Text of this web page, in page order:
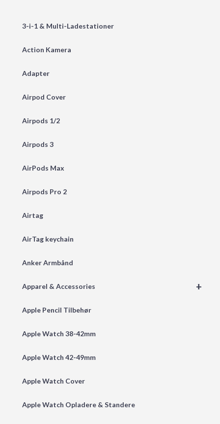
3-i-1 & Multi-Ladestationer
Action Kamera
Adapter
Airpod Cover
Airpods 1/2
Airpods 3
AirPods Max
Airpods Pro 2
Airtag
AirTag keychain
Anker Armbånd
+
Apparel & Accessories
Apple Pencil Tilbehør
Apple Watch 38-42mm
Apple Watch 42-49mm
Apple Watch Cover
Apple Watch Opladere & Standere